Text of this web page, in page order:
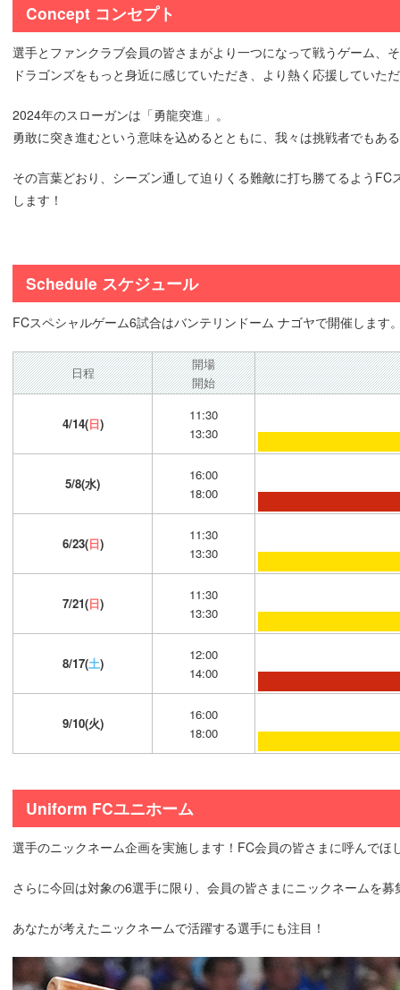
Concept コンセプト
選手とファンクラブ会員の皆さまがより一つになって戦うゲーム、
ドラゴンズをもっと身近に感じていただき、より熱く応援していた
2024年のスローガンは「勇龍突進」。
勇敢に突き進むという意味を込めるとともに、我々は挑戦者でも
その言葉どおり、シーズン通して迫りくる難敵に打ち勝てるよう
します！
Schedule スケジュール
FCスペシャルゲーム6試合はバンテリンドーム ナゴヤで開催します
日程
開場
開始
4/14(日)
11:30
13:30
5/8(水)
16:00
18:00
6/23(日)
11:30
13:30
7/21(日)
11:30
13:30
8/17(土)
12:00
14:00
9/10(火)
16:00
18:00
Uniform FCユニホーム
選手のニックネーム企画を実施します！FC会員の皆さまに呼んで
さらに今回は対象の6選手に限り、会員の皆さまにニックネームを募
あなたが考えたニックネームで活躍する選手にも注目！